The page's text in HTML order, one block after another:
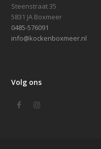
Steenstraat 35
5831 JA Boxmeer
0485-576091
info@kockenboxmeer.nl
Volg ons
FacebookInstagram